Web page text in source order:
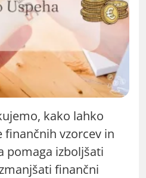
kako lahko
finančnih vzorcev in
pomaga izboljšati
finančni